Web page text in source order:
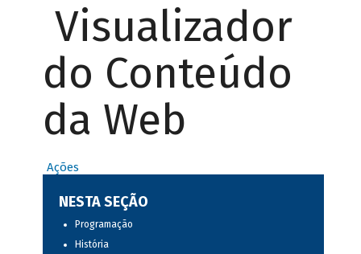
Visualizador
do Conteúdo
da Web
Ações
NESTA SEÇÃO
Programação
História